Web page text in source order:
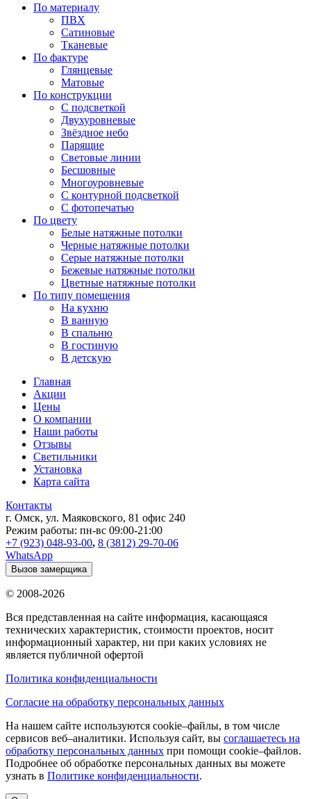
По материалу
ПВХ
Сатиновые
Тканевые
По фактуре
Глянцевые
Матовые
По конструкции
С подсветкой
Двухуровневые
Звёздное небо
Парящие
Световые линии
Бесшовные
Многоуровневые
С контурной подсветкой
С фотопечатью
По цвету
Белые натяжные потолки
Черные натяжные потолки
Серые натяжные потолки
Бежевые натяжные потолки
Цветные натяжные потолки
По типу помещения
На кухню
В ванную
В спальню
В гостиную
В детскую
Главная
Акции
Цены
О компании
Наши работы
Отзывы
Светильники
Установка
Карта сайта
Контакты
г. Омск, ул. Маяковского, 81 офис 240
Режим работы: пн-вс 09:00-21:00
+7 (923) 048-93-00, 8 (3812) 29-70-06
WhatsApp
Вызов замерщика
© 2008-2026
Вся представленная на сайте информация, касающаяся
технических характеристик, стоимости проектов, носит
информационный характер, ни при каких условиях не
является публичной офертой
Политика конфиденциальности
Согласие на обработку персональных данных
На нашем сайте используются cookie–файлы, в том числе
сервисов веб–аналитики. Используя сайт, вы соглашаетесь на
обработку персональных данных при помощи cookie–файлов.
Подробнее об обработке персональных данных вы можете
узнать в Политике конфиденциальности.